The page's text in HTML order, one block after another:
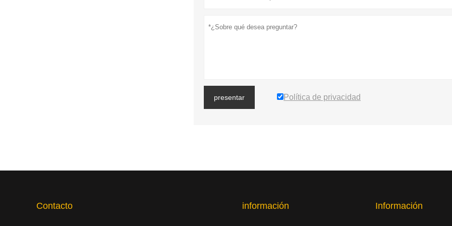
presentar Política de privacidad
Contacto información Información